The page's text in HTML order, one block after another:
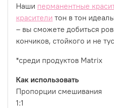
Наши перманентные
красители тон в тон
– вы сможете добиться
кончиков, стойкого и не
*среди продуктов Matrix
Как использовать
Пропорции смешивания
1:1